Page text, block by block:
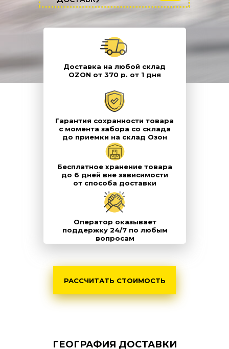
РАССЧИТАТЬ СТОИМОСТЬ
Доставка на любой склад
OZON от 370 р. от 1 дня
Гарантия сохранности товара
с момента забора со склада
до приемки на склад Озон
Оператор оказывает
поддержку 24/7 по любым
вопросам
Бесплатное хранение товара
до 6 дней вне зависимости
от способа доставки
ГЕОГРАФИЯ ДОСТАВКИ